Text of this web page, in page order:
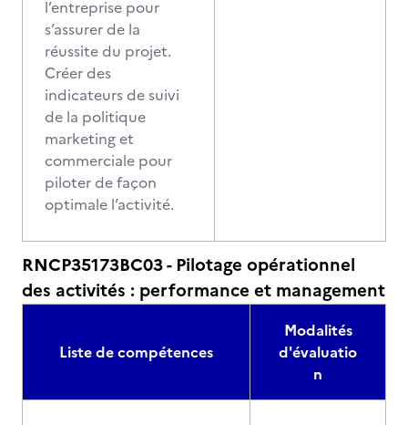
l’entreprise pour
s’assurer de la
réussite du projet.
Créer des
indicateurs de suivi
de la politique
marketing et
commerciale pour
piloter de façon
optimale l’activité.
RNCP35173BC03 - Pilotage opérationnel
des activités : performance et management
Liste de compétences
Modalités
d'évaluatio
n